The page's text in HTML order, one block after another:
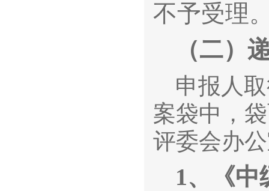
不予受理
（二）
申报人
案袋中，
评委会办
1、
《